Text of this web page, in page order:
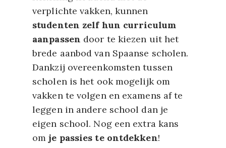
verplichte vakken, kunnen
studenten zelf hun curriculum
aanpassen door te kiezen uit het
brede aanbod van Spaanse scholen.
Dankzij overeenkomsten tussen
scholen is het ook mogelijk om
vakken te volgen en examens af te
leggen in andere school dan je
eigen school. Nog een extra kans
omje passies te ontdekken!